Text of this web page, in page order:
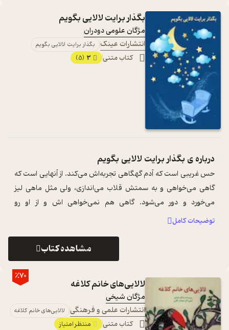
بگذار برایت لالایی بگویم
مژگان علومی دودران
انتشارات عینک
بگذار برایت لالایی بگویم
کتاب متنی 3
(5)
درباره ی بگذار برایت لالایی بگویم
حس غریبی است که آدم گهگاهی تجربه‌اش می‌کند. از آنهایی است که
گاهی می‌خواهی و به سمتش قلاب می‌اندازی، ولی مثل ماهی لیز
می‌خورد و دور می‌شود. گاهی هم نمی‌خواهی اش و از او رو
بر‌می‌گردانی، اما می‌چرخد و ...
توضیحات کامل
مشاهده کتاب
٪70
لالایی‌های خانم کلاغه
مژگان شیخی
انتشارات علمی و فرهنگی
لالایی‌های خانم کلاغه
کتاب متنی منتظر امتیاز